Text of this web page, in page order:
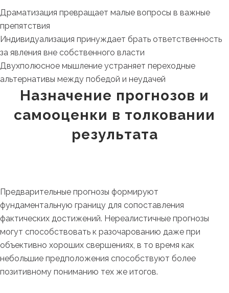
Драматизация превращает малые вопросы в важные
препятствия
Индивидуализация принуждает брать ответственность
за явления вне собственного власти
Двухполюсное мышление устраняет переходные
альтернативы между победой и неудачей
Назначение прогнозов и
самооценки в толковании
результата
Предварительные прогнозы формируют
фундаментальную границу для сопоставления
фактических достижений. Нереалистичные прогнозы
могут способствовать к разочарованию даже при
объективно хороших свершениях, в то время как
небольшие предположения способствуют более
позитивному пониманию тех же итогов.